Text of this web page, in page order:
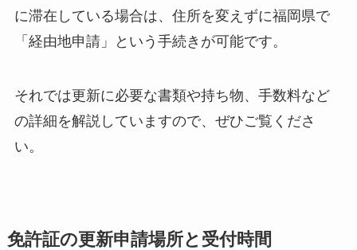
に滞在している場合は、住所を変えずに福岡県で
「経由地申請」という手続きが可能です。
それでは更新に必要な書類や持ち物、手数料など
の詳細を解説していますので、ぜひご覧くださ
い。
免許証の更新申請場所と受付時間